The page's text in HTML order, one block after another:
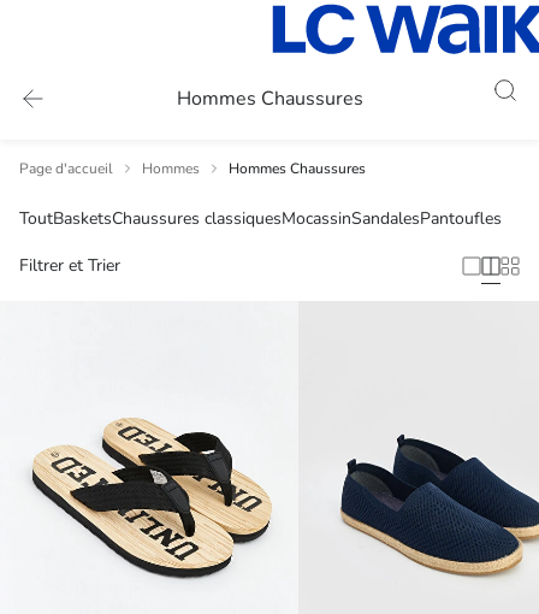
Hommes Chaussures
Page d'accueil Hommes Hommes Chaussures
ToutBasketsChaussures classiquesMocassinSandalesPantoufles
Filtrer et Trier